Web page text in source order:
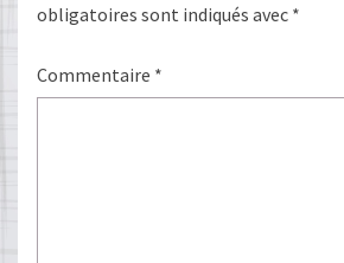
obligatoires sont indiqués avec *
Commentaire *